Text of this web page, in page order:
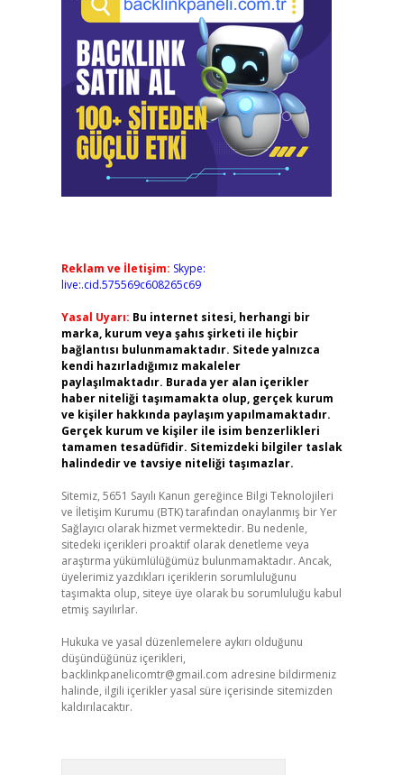
Reklam ve İletişim: Skype:
live:.cid.575569c608265c69
Yasal Uyarı: Bu internet sitesi, herhangi bir
marka, kurum veya şahıs şirketi ile hiçbir
bağlantısı bulunmamaktadır. Sitede yalnızca
kendi hazırladığımız makaleler
paylaşılmaktadır. Burada yer alan içerikler
haber niteliği taşımamakta olup, gerçek kurum
ve kişiler hakkında paylaşım yapılmamaktadır.
Gerçek kurum ve kişiler ile isim benzerlikleri
tamamen tesadüfidir. Sitemizdeki bilgiler taslak
halindedir ve tavsiye niteliği taşımazlar.
Sitemiz, 5651 Sayılı Kanun gereğince Bilgi Teknolojileri
ve İletişim Kurumu (BTK) tarafından onaylanmış bir Yer
Sağlayıcı olarak hizmet vermektedir. Bu nedenle,
sitedeki içerikleri proaktif olarak denetleme veya
araştırma yükümlülüğümüz bulunmamaktadır. Ancak,
üyelerimiz yazdıkları içeriklerin sorumluluğunu
taşımakta olup, siteye üye olarak bu sorumluluğu kabul
etmiş sayılırlar.
Hukuka ve yasal düzenlemelere aykırı olduğunu
düşündüğünüz içerikleri,
backlinkpanelicomtr@gmail.com adresine bildirmeniz
halinde, ilgili içerikler yasal süre içerisinde sitemizden
kaldırılacaktır.